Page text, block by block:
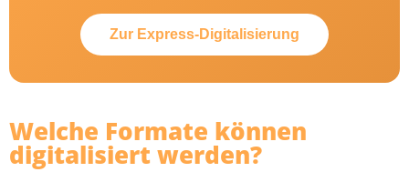
Zur Express-Digitalisierung
Welche Formate können
digitalisiert werden?